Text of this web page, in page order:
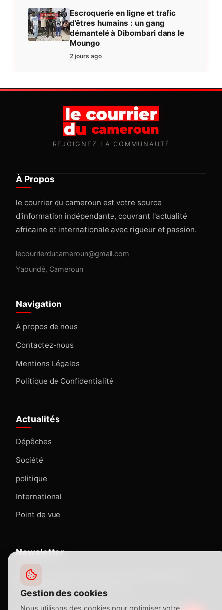
Escroquerie en ligne et trafic
d’êtres humains : un gang
démantelé à Dibombari dans le
Moungo
2 jours ago
REJOIGNEZ LA COMMUNAUTÉ
À Propos
le courrier du cameroun est votre source
d'information indépendante, couvrant l'actualité
africaine et internationale avec rigueur et passion.
lecourrierducameroun@gmail.com
Yaoundé, Cameroun
Navigation
À propos de nous
Contactez-nous
Mentions Légales
Politique de Confidentialité
Actualités
Dépêches
Société
politique
International
Point de vue
Newsletter
Abonnez-vous pour recevoir nos dernières actualités
Gestion des cookies
Nous utilisons des cookies pour optimiser votre